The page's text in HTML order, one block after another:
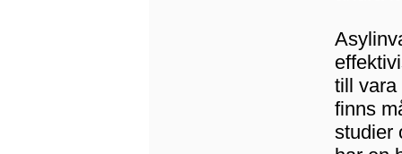
till vara
finns
studier